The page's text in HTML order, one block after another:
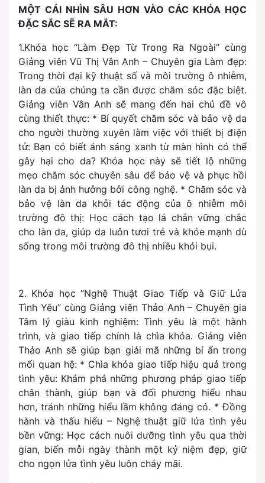
MỘT CÁI NHÌN SÂU HƠN VÀO CÁC KHÓA HỌC
ĐẶC SẮC SẼ RA MẮT:
1.Khóa học “Làm Đẹp Từ Trong Ra Ngoài” cùng
Giảng viên Vũ Thị Vân Anh – Chuyên gia Làm đẹp:
Trong thời đại kỹ thuật số và môi trường ô nhiễm,
làn da của chúng ta cần được chăm sóc đặc biệt.
Giảng viên Vân Anh sẽ mang đến hai chủ đề vô
cùng thiết thực: * Bí quyết chăm sóc và bảo vệ da
cho người thường xuyên làm việc với thiết bị điện
tử: Bạn có biết ánh sáng xanh từ màn hình có thể
gây hại cho da? Khóa học này sẽ tiết lộ những
mẹo chăm sóc chuyên sâu để bảo vệ và phục hồi
làn da bị ảnh hưởng bởi công nghệ. * Chăm sóc và
bảo vệ làn da khỏi tác động của ô nhiễm môi
trường đô thị: Học cách tạo lá chắn vững chắc
cho làn da, giúp da luôn tươi trẻ và khỏe mạnh dù
sống trong môi trường đô thị nhiều khói bụi.
2. Khóa học “Nghệ Thuật Giao Tiếp và Giữ Lửa
Tình Yêu” cùng Giảng viên Thảo Anh – Chuyên gia
Tâm lý giàu kinh nghiệm: Tình yêu là một hành
trình, và giao tiếp chính là chìa khóa. Giảng viên
Thảo Anh sẽ giúp bạn giải mã những bí ẩn trong
mối quan hệ: * Chìa khóa giao tiếp hiệu quả trong
tình yêu: Khám phá những phương pháp giao tiếp
chân thành, giúp bạn và đối phương hiểu nhau
hơn, tránh những hiểu lầm không đáng có. * Đồng
hành và thấu hiểu – Nghệ thuật giữ lửa tình yêu
bền vững: Học cách nuôi dưỡng tình yêu qua thời
gian, biến mỗi ngày thành một kỷ niệm đẹp, giữ
cho ngọn lửa tình yêu luôn cháy mãi.